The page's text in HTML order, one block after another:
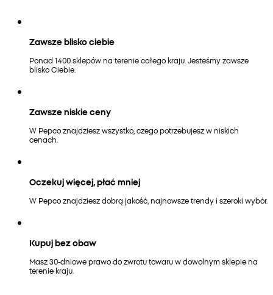
Zawsze blisko ciebie
Ponad 1400 sklepów na terenie całego kraju. Jesteśmy zawsze
blisko Ciebie.
Zawsze niskie ceny
W Pepco znajdziesz wszystko, czego potrzebujesz w niskich
cenach.
Oczekuj więcej, płać mniej
W Pepco znajdziesz dobrą jakość, najnowsze trendy i szeroki wybór.
Kupuj bez obaw
Masz 30-dniowe prawo do zwrotu towaru w dowolnym sklepie na
terenie kraju.